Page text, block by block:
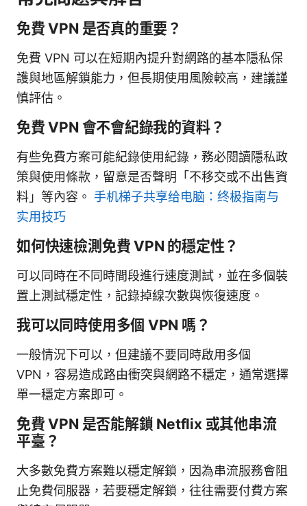
免費 VPN 是否真的重要？
免費 VPN 可以在短期內提升對網路的基本隱私保
護與地區解鎖能力，但長期使用風險較高，建議謹
慎評估。
免費 VPN 會不會紀錄我的資料？
有些免費方案可能紀錄使用紀錄，務必閱讀隱私政
策與使用條款，留意是否聲明「不移交或不出售資
料」等內容。 手机梯子共享给电脑：终极指南与
实用技巧
如何快速檢測免費 VPN 的穩定性？
可以同時在不同時間段進行速度測試，並在多個裝
置上測試穩定性，記錄掉線次數與恢復速度。
我可以同時使用多個 VPN 嗎？
一般情況下可以，但建議不要同時啟用多個
VPN，容易造成路由衝突與網路不穩定，通常選擇
單一穩定方案即可。
免費 VPN 是否能解鎖 Netflix 或其他串流
平臺？
大多數免費方案難以穩定解鎖，因為串流服務會阻
止免費伺服器，若要穩定解鎖，往往需要付費方案